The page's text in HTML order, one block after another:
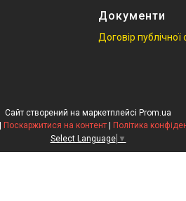
Документи
Договір публічної
Сайт створений на маркетплейсі Prom.ua
Поскаржитися на контент
Політика
Select Language ▼